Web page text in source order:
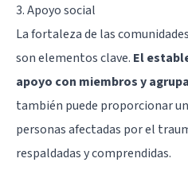
3. Apoyo social
La fortaleza de las
son elementos clave. El
apoyo con miembros y
también puede proporcionar
personas afectadas por el
respaldadas y comprendidas.